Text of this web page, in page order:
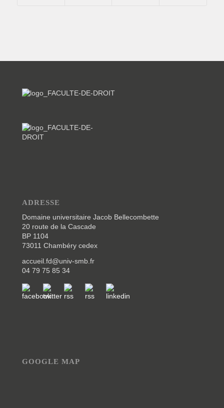
ADRESSE
Domaine universitaire Jacob Bellecombette
20 route de la Cascade
BP 1104
73011 Chambéry cedex
accueil.fd@univ-smb.fr
04 79 75 85 34
GOOGLE MAP